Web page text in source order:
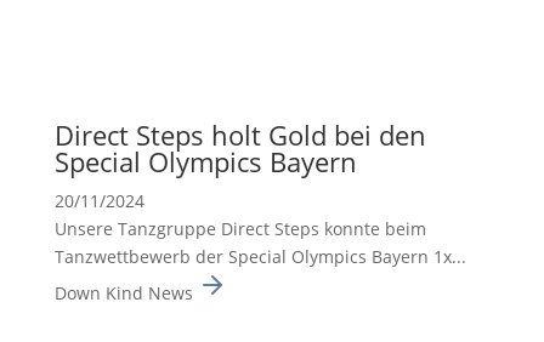
Direct Steps holt Gold bei den
Special Olympics Bayern
20/11/2024
Unsere Tanzgruppe Direct Steps konnte beim
Tanzwett­be­werb der Special Olympics Bayern 1x...
Down Kind News